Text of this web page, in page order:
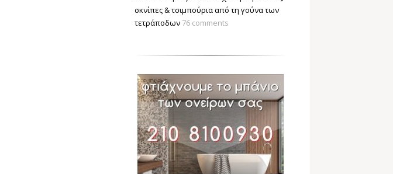
σκνίπες & τσιμπούρια από τη γούνα των
τετράποδων 76 comments